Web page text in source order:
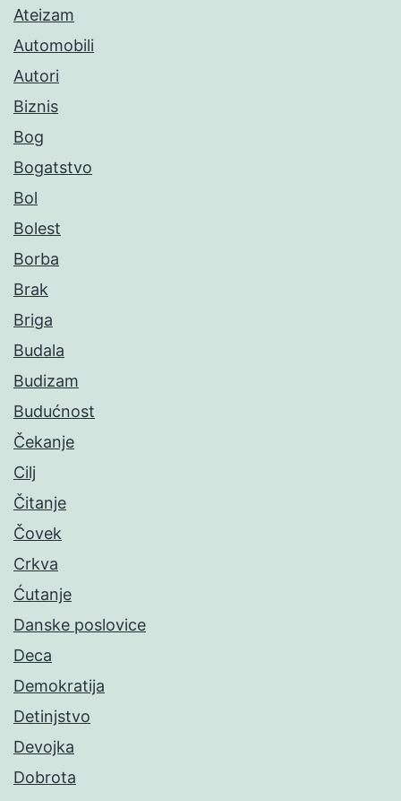
Ateizam
Automobili
Autori
Biznis
Bog
Bogatstvo
Bol
Bolest
Borba
Brak
Briga
Budala
Budizam
Budućnost
Čekanje
Cilj
Čitanje
Čovek
Crkva
Ćutanje
Danske poslovice
Deca
Demokratija
Detinjstvo
Devojka
Dobrota